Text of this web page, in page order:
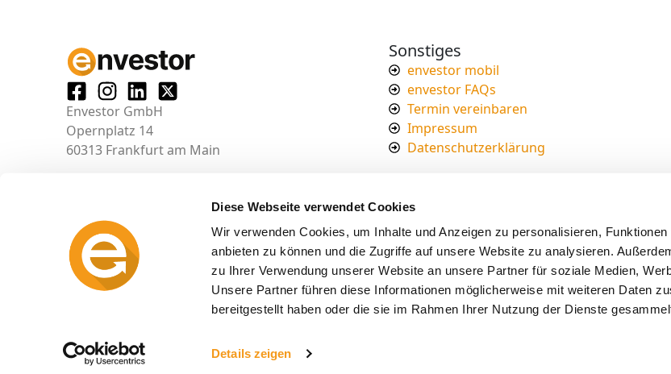
Diese Webseite verwendet Cookies
Wir verwenden Cookies, um Inhalte und Anzeigen zu personalisieren,
anbieten zu können und die Zugriffe auf unsere Website zu analysieren.
zu Ihrer Verwendung unserer Website an unsere Partner für soziale Medien,
Unsere Partner führen diese Informationen möglicherweise mit weiteren Daten
bereitgestellt haben oder die sie im Rahmen Ihrer Nutzung der Dienste
Details zeigen
Envestor GmbH
Opernplatz 14
60313 Frankfurt am Main
Sonstiges
envestor mobil
envestor FAQs
Termin vereinbaren
Impressum
Datenschutzerklärung
© 2026 envestor.de